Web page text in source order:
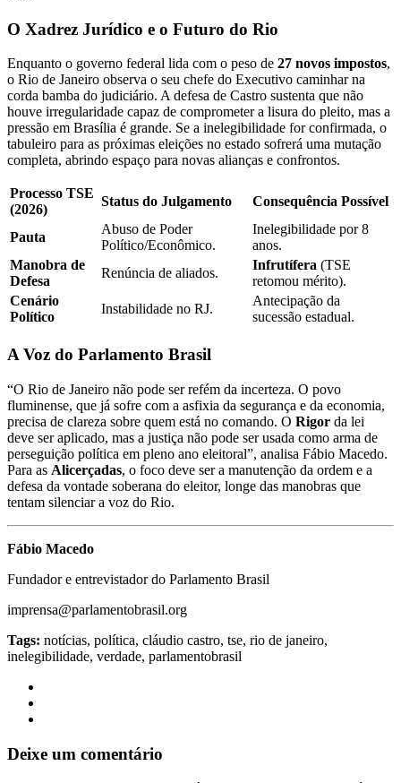
O Xadrez Jurídico e o Futuro do Rio
Enquanto o governo federal lida com o peso de 27 novos impostos,
o Rio de Janeiro observa o seu chefe do Executivo caminhar na
corda bamba do judiciário. A defesa de Castro sustenta que não
houve irregularidade capaz de comprometer a lisura do pleito, mas a
pressão em Brasília é grande. Se a inelegibilidade for confirmada, o
tabuleiro para as próximas eleições no estado sofrerá uma mutação
completa, abrindo espaço para novas alianças e confrontos.
Processo TSE
(2026)
Status do Julgamento Consequência Possível
Pauta
Abuso de Poder
Político/Econômico.
Inelegibilidade por 8
anos.
Manobra de
Defesa
Renúncia de aliados.
Infrutífera (TSE
retomou mérito).
Cenário
Político
Instabilidade no RJ.
Antecipação da
sucessão estadual.
A Voz do Parlamento Brasil
“O Rio de Janeiro não pode ser refém da incerteza. O povo
fluminense, que já sofre com a asfixia da segurança e da economia,
precisa de clareza sobre quem está no comando. O Rigor da lei
deve ser aplicado, mas a justiça não pode ser usada como arma de
perseguição política em pleno ano eleitoral”, analisa Fábio Macedo.
Para as Alicerçadas, o foco deve ser a manutenção da ordem e a
defesa da vontade soberana do eleitor, longe das manobras que
tentam silenciar a voz do Rio.
Fábio Macedo
Fundador e entrevistador do Parlamento Brasil
imprensa@parlamentobrasil.org
Tags: notícias, política, cláudio castro, tse, rio de janeiro,
inelegibilidade, verdade, parlamentobrasil
Deixe um comentário